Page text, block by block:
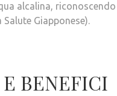
alcalina, riconoscendo
Giapponese).
BENEFICI